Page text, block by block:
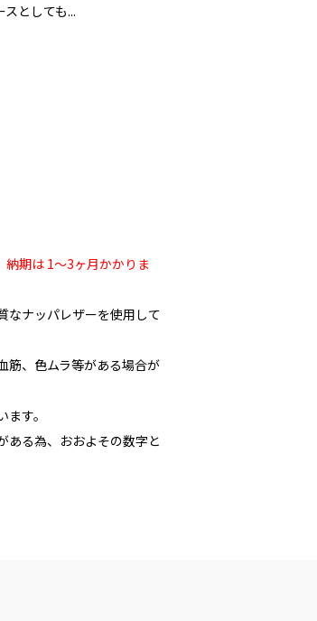
としても...
期は 1〜3ヶ月かかりま
なナッパレザーを使用して
筋、色ムラ等がある場合が
す。
る為、おおよその数字と